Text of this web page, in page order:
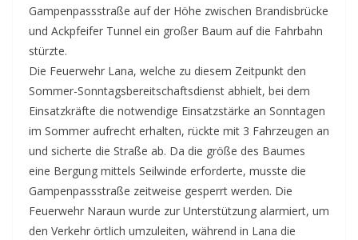
Gampenpassstraße auf der Höhe zwischen Brandisbrücke
und Ackpfeifer Tunnel ein großer Baum auf die Fahrbahn
stürzte.
Die Feuerwehr Lana, welche zu diesem Zeitpunkt den
Sommer-Sonntagsbereitschaftsdienst abhielt, bei dem
Einsatzkräfte die notwendige Einsatzstärke an Sonntagen
im Sommer aufrecht erhalten, rückte mit 3 Fahrzeugen an
und sicherte die Straße ab. Da die größe des Baumes
eine Bergung mittels Seilwinde erforderte, musste die
Gampenpassstraße zeitweise gesperrt werden. Die
Feuerwehr Naraun wurde zur Unterstützung alarmiert, um
den Verkehr örtlich umzuleiten, während in Lana die